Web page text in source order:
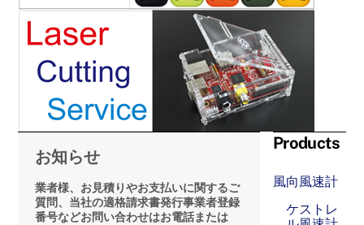
お知らせ
業者様、お見積りやお支払いに関するご
質問、当社の適格請求書発行事業者登録
番号などお問い合わせはお電話または
Products
風向風速計
ケストレ